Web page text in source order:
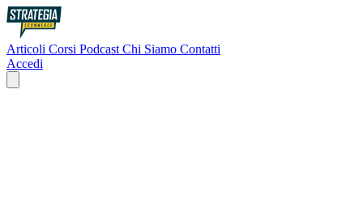
Articoli Corsi Podcast Chi Siamo Contatti
Accedi